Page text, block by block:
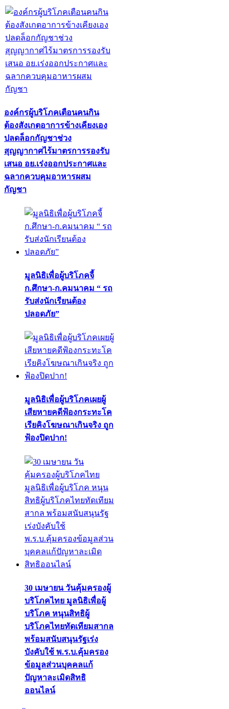
องค์กรผู้บริโภคเตือนคนกิน
ต้องสังเกตอาการข้างเคียงเอง
ปลดล็อกกัญชาช่วง
สุญญากาศไร้มาตรการรองรับ
เสนอ อย.เร่งออกประกาศและ
ฉลากควบคุมอาหารผสม
กัญชา
มูลนิธิเพื่อผู้บริโภคจี้
ก.ศึกษา-ก.คมนาคม “ รถ
รับส่งนักเรียนต้อง
ปลอดภัย”
มูลนิธิเพื่อผู้บริโภคเผยผู้
เสียหายคดีฟ้องกระทะโค
เรียคิงโฆษณาเกินจริง ถูก
ฟ้องปิดปาก!
30 เมษายน วันคุ้มครองผู้
บริโภคไทย มูลนิธิเพื่อผู้
บริโภค หนุนสิทธิผู้
บริโภคไทยทัดเทียมสากล
พร้อมสนับสนุนรัฐเร่ง
บังคับใช้ พ.ร.บ.คุ้มครอง
ข้อมูลส่วนบุคคลแก้
ปัญหาละเมิดสิทธิ
ออนไลน์